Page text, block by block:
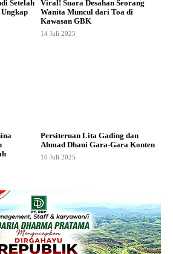
Setelah
Viral! Suara Desahan Seorang
Wanita Muncul dari Toa di
Kawasan GBK
14 Juli 2025
Persiteruan Lita Gading dan
Ahmad Dhani Gara-Gara Konten
10 Juli 2025